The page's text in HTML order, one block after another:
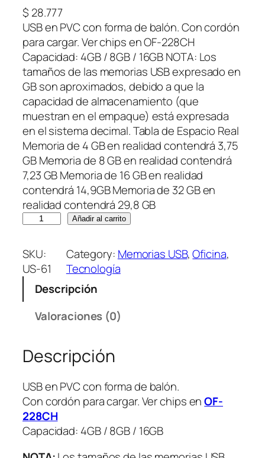
$ 28.777
USB en PVC con forma de balón. Con cordón
para cargar. Ver chips en OF-228CH
Capacidad: 4GB / 8GB / 16GB NOTA: Los
tamaños de las memorias USB expresado en
GB son aproximados, debido a que la
capacidad de almacenamiento (que
muestran en el empaque) está expresada
en el sistema decimal. Tabla de Espacio Real
Memoria de 4 GB en realidad contendrá 3,75
GB Memoria de 8 GB en realidad contendrá
7,23 GB Memoria de 16 GB en realidad
contendrá 14,9GB Memoria de 32 GB en
realidad contendrá 29,8 GB
C
M
e
a
U
S
B
S
o
c
Añadir al carrito
SKU:
US-61
Category: Memorias USB, Oficina
Tecnología
Descripción
Valoraciones (0)
Descripción
USB en PVC con forma de balón.
Con cordón para cargar. Ver chips enOF-
228CH
Capacidad: 4GB / 8GB / 16GB